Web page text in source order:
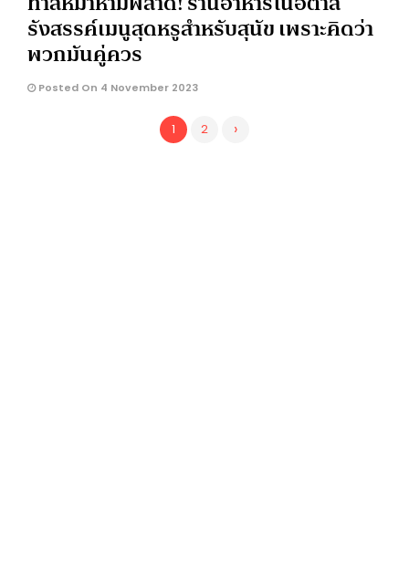
รังสรรค์เมนูสุดหรูสำหรับสุนัข เพราะคิดว่า
พวกมันคู่ควร
Posted On 4 November 2023
1 2 ›